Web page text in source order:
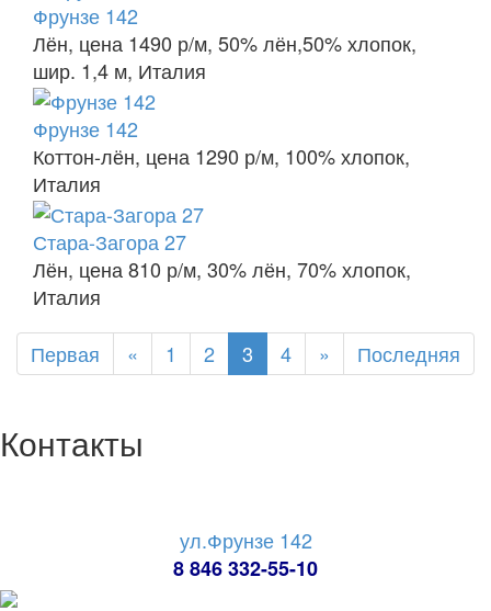
Фрунзе 142
Лён, цена 1490 р/м, 50% лён,50% хлопок,
шир. 1,4 м, Италия
Фрунзе 142
Коттон-лён, цена 1290 р/м, 100% хлопок,
Италия
Стара-Загора 27
Лён, цена 810 р/м, 30% лён, 70% хлопок,
Италия
Первая
« 1 2 3 4 » Последняя
Контакты
ул.Фрунзе 142
8 846 332-55-10